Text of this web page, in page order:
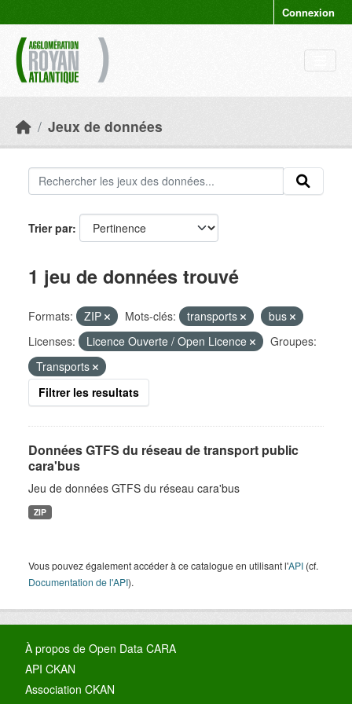
Connexion
Jeux de données
Trier par
1 jeu de données trouvé
Formats: ZIP Mots-clés: transports
bus
Licenses:
Licence Ouverte / Open Licence
Groupes:
Transports
Filtrer les resultats
Données GTFS du réseau de transport public
cara'bus
Jeu de données GTFS du réseau cara'bus
ZIP
Vous pouvez également accéder à ce catalogue en utilisant l'API (cf.
Documentation de l'API).
À propos de Open Data CARA
API CKAN
Association CKAN